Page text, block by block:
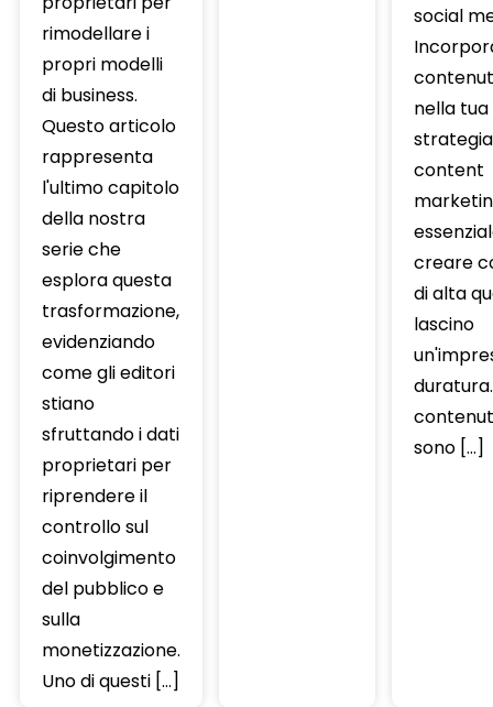
rimodellare i
propri modelli
di business.
Questo articolo
rappresenta
l'ultimo capitolo
della nostra
serie che
esplora questa
trasformazione,
evidenziando
come gli editori
stiano
sfruttando i dati
proprietari per
riprendere il
controllo sul
coinvolgimento
del pubblico e
sulla
monetizzazione.
Uno di questi […]
social
nella tua
content
creare
di alta
lascino
sono […]